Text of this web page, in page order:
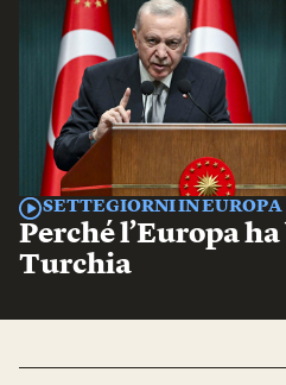
SETTEGIORNI IN EUROPA
Perché l’Europa
Turchia